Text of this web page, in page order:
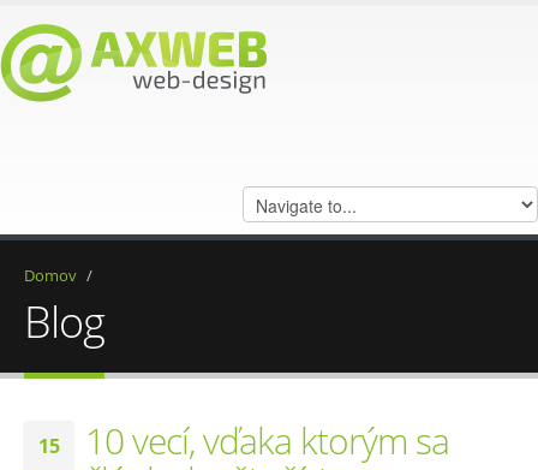
Domov /
Blog
15
10 vecí, vďaka ktorým sa